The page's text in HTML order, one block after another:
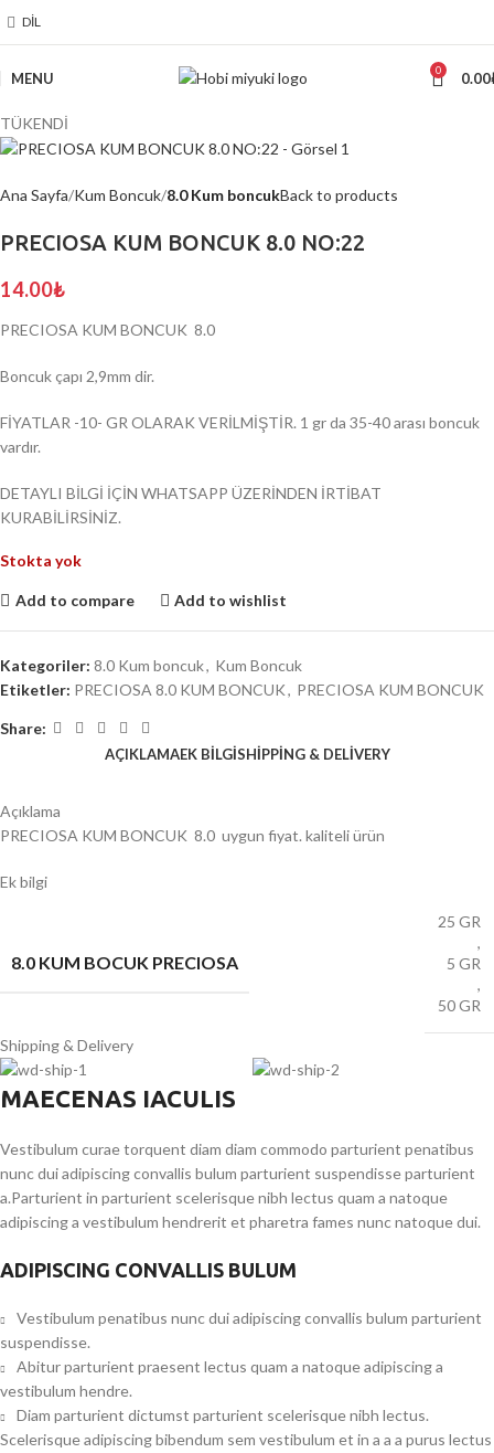
DIL
MENU 0 0.00
TÜKENDİ
Ana Sayfa Kum Boncuk 8.0 Kum boncukBack to products
PRECIOSA KUM BONCUK 8.0 NO:22
14.00₺
PRECIOSA KUM BONCUK 8.0
Boncuk çapı 2,9mm dir.
FİYATLAR -10- GR OLARAK VERİLMİŞTİR. 1 gr da 35-40 arası boncuk
vardır.
DETAYLI BİLGİ İÇİN WHATSAPP ÜZERİNDEN İRTİBAT
KURABİLİRSİNİZ.
Stokta yok
Add to compare Add to wishlist
Kategoriler: 8.0 Kum boncuk, Kum Boncuk
Etiketler: PRECIOSA 8.0 KUM BONCUK, PRECIOSA KUM BONCUK
Share:
AÇIKLAMAEK BILGISHIPPING & DELIVERY
Açıklama
PRECIOSA KUM BONCUK 8.0 uygun fiyat. kaliteli ürün
Ek bilgi
8.0 KUM BOCUK PRECIOSA
25 GR
,
5 GR
,
50 GR
Shipping & Delivery
MAECENAS IACULIS
Vestibulum curae torquent diam diam commodo parturient penatibus
nunc dui adipiscing convallis bulum parturient suspendisse parturient
a.Parturient in parturient scelerisque nibh lectus quam a natoque
adipiscing a vestibulum hendrerit et pharetra fames nunc natoque dui.
ADIPISCING CONVALLIS BULUM
Vestibulum penatibus nunc dui adipiscing convallis bulum parturient
suspendisse.
Abitur parturient praesent lectus quam a natoque adipiscing a
vestibulum hendre.
Diam parturient dictumst parturient scelerisque nibh lectus.
Scelerisque adipiscing bibendum sem vestibulum et in a a a purus lectus